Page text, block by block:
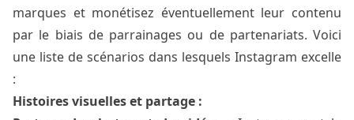
marques et monétisez éventuellement leur contenu
par le biais de parrainages ou de partenariats. Voici
une liste de scénarios dans lesquels Instagram excelle
:
Histoires visuelles et partage :